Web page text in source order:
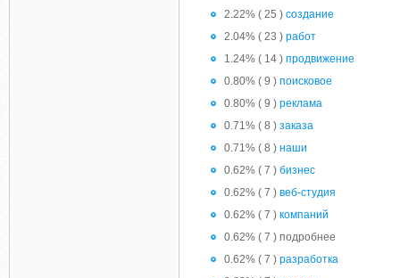
2.22% ( 25 ) создание
2.04% ( 23 ) работ
1.24% ( 14 ) продвижение
0.80% ( 9 ) поисковое
0.80% ( 9 ) реклама
0.71% ( 8 ) заказа
0.71% ( 8 ) наши
0.62% ( 7 ) бизнес
0.62% ( 7 ) веб-студия
0.62% ( 7 ) компаний
0.62% ( 7 ) подробнее
0.62% ( 7 ) разработка